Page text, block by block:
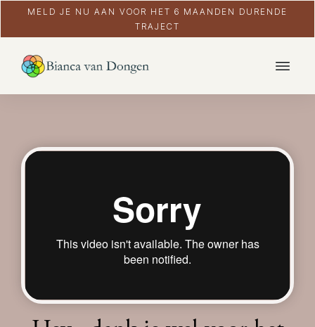
MELD JE NU AAN VOOR HET 6 MAANDEN DURENDE
TRAJECT